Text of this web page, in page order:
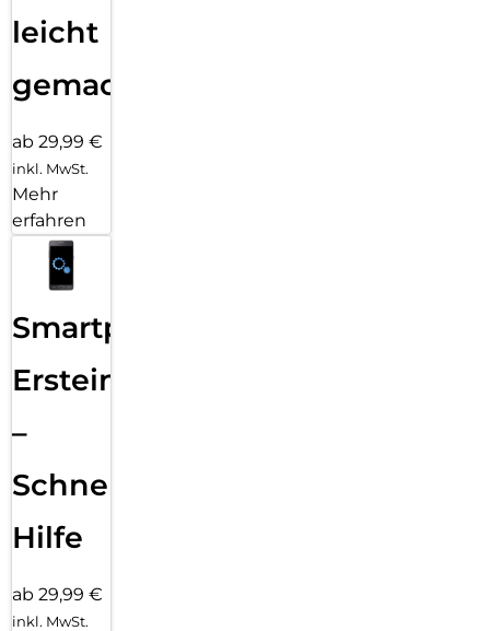
leicht
gemacht!
ab 29,99 €
inkl. MwSt.
Mehr
erfahren
Smartphone
Ersteinrichtung
–
Schnelle
Hilfe
ab 29,99 €
inkl. MwSt.